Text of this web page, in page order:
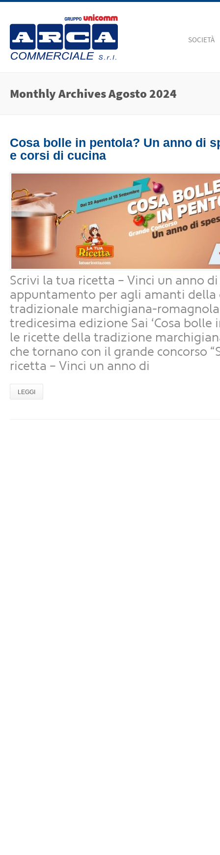
SOCIETÀ
Monthly ArchivesAgosto 2024
Cosa bolle in pentola? Un anno di
e corsi di cucina
Scrivi la tua ricetta – Vinci un anno di
appuntamento per agli amanti della
tradizionale marchigiana-
tredicesima edizione Sai ‘Cosa bolle
le ricette della tradizione
che tornano con il grande concorso
ricetta – Vinci un anno di
LEGGI